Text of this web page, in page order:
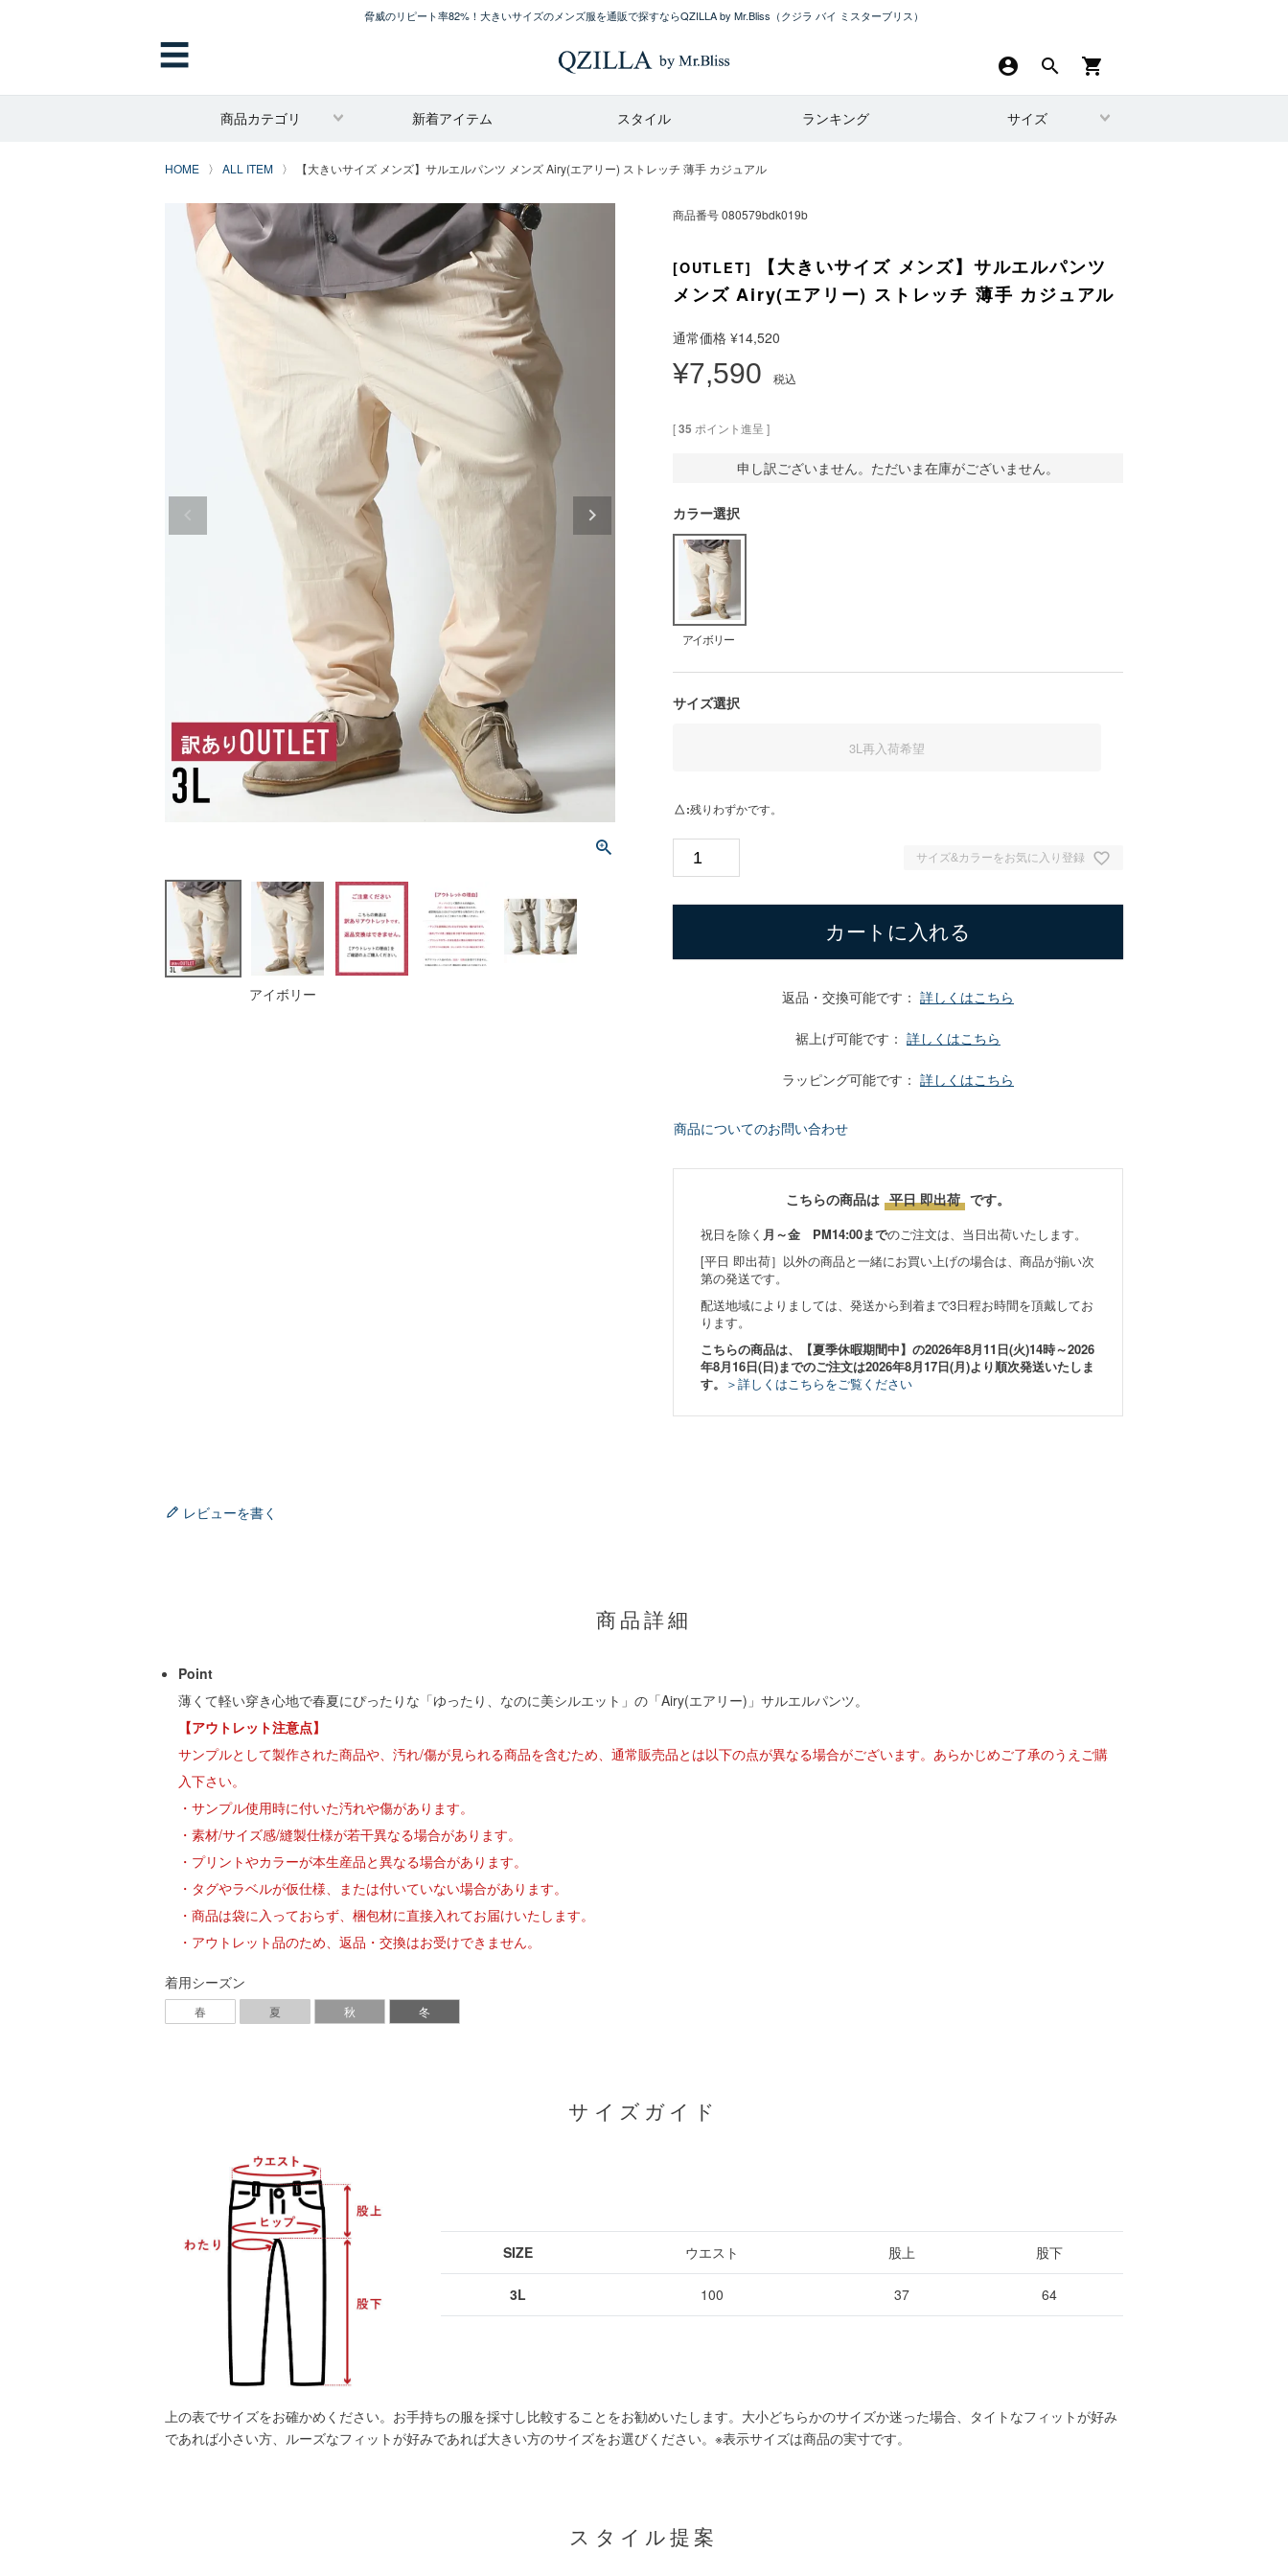
脅威のリピート率82%！大きいサイズのメンズ服を通販で探すならQZILLA by Mr.Bliss （クジラ バイ ミスターブリス）
☰ shopping_cart
search
account_circle
商品カテゴリ 新着アイテム スタイル ランキング サイズ
HOME ALL ITEM 【大きいサイズ メンズ】サルエルパンツ メンズ Airy(エアリー) ストレッチ 薄手 カジュアル
アイボリー
商品番号080579bdk019b
[OUTLET]
【大きいサイズ メンズ】サルエルパンツ
メンズ Airy(エアリー) ストレッチ 薄手 カジュアル
通常価格 ¥14,520
¥7,590 税込
[35 ポイント進呈 ]
申し訳ございません。ただいま在庫がございません。
カラー選択
アイボリー
サイズ選択
3L再入荷希望
△ 残りわずかです。
サイズ&カラーをお気に入り登録
カートに入れる
返品・交換可能です： 詳しくはこちら
裾上げ可能です： 詳しくはこちら
ラッピング可能です： 詳しくはこちら
商品についてのお問い合わせ
こちらの商品は 平日 即出荷 です。
祝日を除く 月～金 PM14:00までのご注文は、当日出荷いたします。
[平日 即出荷］以外の商品と一緒にお買い上げの場合は、商品が揃い次
第の発送です。
配送地域によりましては、発送から到着まで3日程お時間を頂戴してお
ります。
こちらの商品は、【夏季休暇期間中】の2026年8月11日(火)14時～2026
年8月16日(日)までのご注文は2026年8月17日(月)より順次発送いたしま
す。 ＞詳しくはこちらをご覧ください
レビューを書く
商品詳細
Point
薄くて軽い穿き心地で春夏にぴったりな「ゆったり、なのに美シルエット」の「Airy(エアリー)」サルエルパンツ。
【アウトレット注意点】
サンプルとして製作された商品や、汚れ/傷が見られる商品を含むため、通常販売品とは以下の点が異なる場合がございます。あらかじめご了承のうえご購
入下さい。
・サンプル使用時に付いた汚れや傷があります。
・素材/サイズ感/縫製仕様が若干異なる場合があります。
・プリントやカラーが本生産品と異なる場合があります。
・タグやラベルが仮仕様、または付いていない場合があります。
・商品は袋に入っておらず、梱包材に直接入れてお届けいたします。
・アウトレット品のため、返品・交換はお受けできません。
着用シーズン
春 夏 秋 冬
サイズガイド
SIZE ウエスト 股上 股下
3L 100 37 64
上の表でサイズをお確かめください。お手持ちの服を採寸し比較することをお勧めいたします。大小どちらかのサイズか迷った場合、タイトなフィットが好み
であれば小さい方、ルーズなフィットが好みであれば大きい方のサイズをお選びください。 ※表示サイズは商品の実寸です。
スタイル提案